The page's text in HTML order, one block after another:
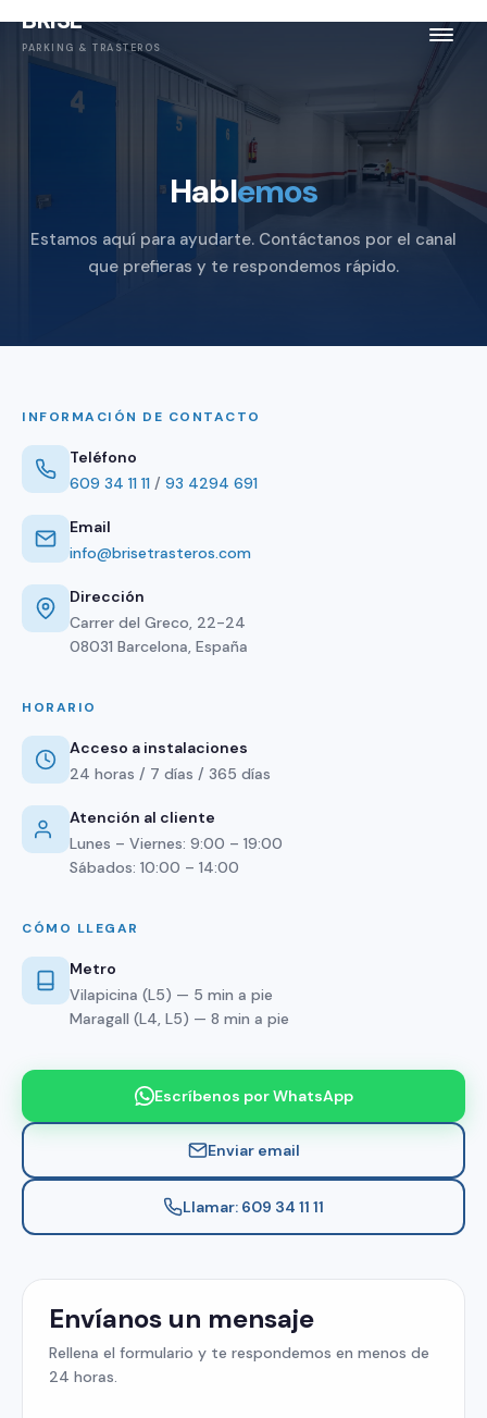
Hablemos
Estamos aquí para ayudarte. Contáctanos por el canal
que prefieras y te respondemos rápido.
INFORMACIÓN DE CONTACTO
Teléfono
609 34 11 11 / 93 4294 691
Email
info@brisetrasteros.com
Dirección
Carrer del Greco, 22-24
08031 Barcelona, España
HORARIO
Acceso a instalaciones
24 horas / 7 días / 365 días
Atención al cliente
Lunes – Viernes: 9:00 – 19:00
Sábados: 10:00 – 14:00
CÓMO LLEGAR
Metro
Vilapicina (L5) — 5 min a pie
Maragall (L4, L5) — 8 min a pie
Escríbenos por WhatsApp
Enviar email
Llamar: 609 34 11 11
Envíanos un mensaje
Rellena el formulario y te respondemos en menos de
24 horas.
BRISE
PARKING & TRASTEROS